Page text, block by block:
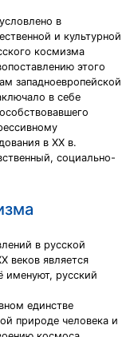
в
и культурной
космизма
этого
западноевропейской
в себе
в XX в.
социально-
в русской
веков является
именуют, русский
единстве
природе человека и